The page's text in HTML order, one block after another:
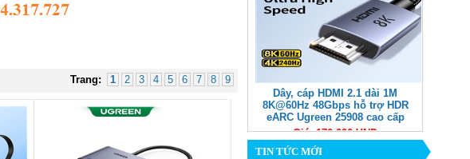
Trang: 1 2 3 4 5 6 7 8 9
Dây, cáp HDMI 2.1 dài 1M
8K@60Hz 48Gbps hỗ trợ HDR
eARC Ugreen 25908 cao cấp
Giá: 170,000 VNĐ
TIN TỨC MỚI